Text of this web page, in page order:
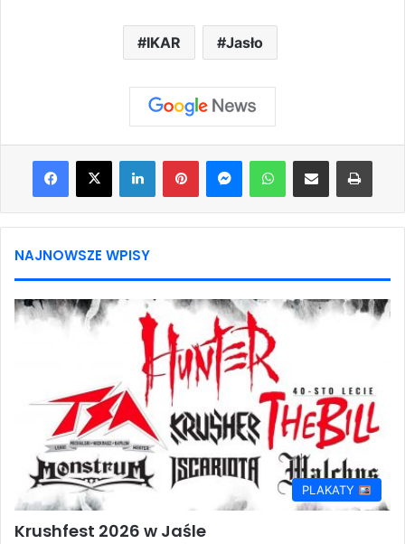
IKAR Jasło
Facebook
X LinkedInPinterestMessengerWhatsAppShare via Email Print
NAJNOWSZE WPISY
PLAKATY
Krushfest 2026 w Jaśle